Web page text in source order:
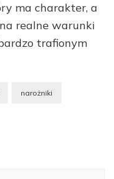
ma charakter, a
realne warunki
trafionym
narożniki